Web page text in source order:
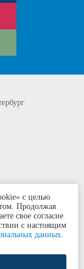
с целью
Продолжая
свое согласие
с настоящим
данных.